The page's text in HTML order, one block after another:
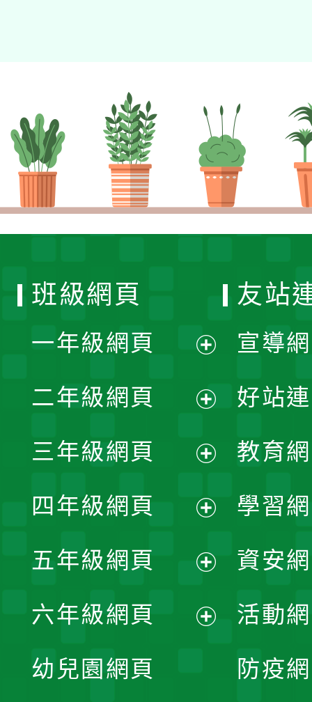
班級網頁
一年級網頁
開
選
單
二年級網頁
開
選
單
三年級網頁
開
選
單
四年級網頁
開
選
五年級網頁
開
六年級網頁
幼兒園網頁
友站
宣導
好站
教育
學習
資安
活動
防疫